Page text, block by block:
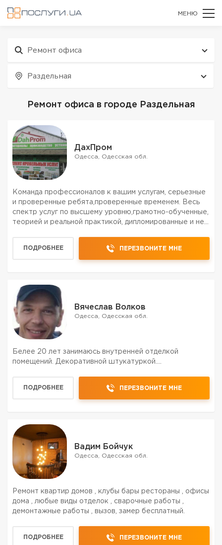
МЕНЮ
Ремонт офиса
Раздельная
Ремонт офиса в городе Раздельная
ДахПром
Одесса, Одесская обл.
Команда профессионалов к вашим услугам, серьезные
и проверенные ребята,проверенные временем. Весь
спектр услуг по высшему уровню,грамотно-обученные,
теорией и реальной практикой, дипломированные и не
УЖЕ,ПРЯМО С...
ПОДРОБНЕЕ ПЕРЕЗВОНИТЕ МНЕ
Вячеслав Волков
Одесса, Одесская обл.
Белее 20 лет занимаюсь внутренней отделкой
помещений. Декоративной штукатуркой....
ПОДРОБНЕЕ ПЕРЕЗВОНИТЕ МНЕ
Вадим Бойчук
Одесса, Одесская обл.
Ремонт квартир домов , клубы бары рестораны , офисы
дома , любые виды отделок , сварочные работы ,
демонтажные работы , вызов, замер бесплатный.
ПОДРОБНЕЕ ПЕРЕЗВОНИТЕ МНЕ